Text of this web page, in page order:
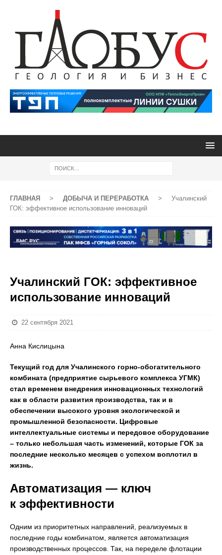
ГЛАВНАЯ > ДОБЫЧА И ПЕРЕРАБОТКА >
Учалинский
ГОК: эффективное использование инноваций
Учалинский ГОК: эффективное
использование инноваций
22 сентября 2021
Анна Кислицына
Текущий год для Учалинского горно-обогатительного
комбината (предприятие сырьевого комплекса УГМК)
стал временем внедрения инновационных технологий
как в области развития производства, так и в
обеспечении высокого уровня экологической и
промышленной безопасности. Цифровые
интеллектуальные системы и передовое оборудование
– только небольшая часть изменений, которые ГОК за
последние несколько месяцев с успехом воплотил в
жизнь.
Автоматизация — ключ
к эффективности
Одним из приоритетных направлений, реализуемых в
последние годы комбинатом, является автоматизация
производственных процессов. Так, на переделе флотации